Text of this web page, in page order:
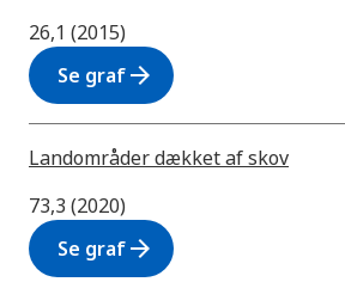
26,1 (2015)
Se grafarrow_forward
Landområder dækket af skov
73,3 (2020)
Se grafarrow_forward